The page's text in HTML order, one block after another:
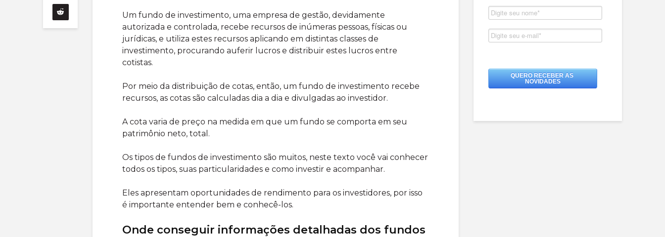
Um fundo de investimento, uma empresa de gestão, devidamente
autorizada e controlada, recebe recursos de inúmeras pessoas, físicas ou
jurídicas, e utiliza estes recursos aplicando em distintas classes de
investimento, procurando auferir lucros e distribuir estes lucros entre
cotistas.
Por meio da distribuição de cotas, então, um fundo de investimento recebe
recursos, as cotas são calculadas dia a dia e divulgadas ao investidor.
A cota varia de preço na medida em que um fundo se comporta em seu
patrimônio neto, total.
Os tipos de fundos de investimento são muitos, neste texto você vai conhecer
todos os tipos, suas particularidades e como investir e acompanhar.
Eles apresentam oportunidades de rendimento para os investidores, por isso
é importante entender bem e conhecê-los.
Onde conseguir informações detalhadas dos fundos